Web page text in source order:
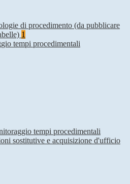
di procedimento (da pubblicare
1
tempi procedimentali
tempi procedimentali
sostitutive e acquisizione d'ufficio